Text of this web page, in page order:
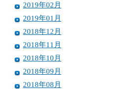
2019年02月
2019年01月
2018年12月
2018年11月
2018年10月
2018年09月
2018年08月